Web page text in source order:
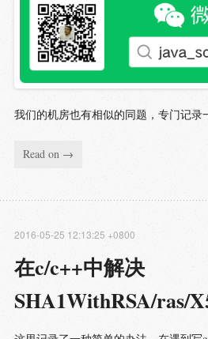
我们的机房也有相似的同题，专门记录
Read on →
在c/c++中解决
SHA1WithRSA/ras/
2016-05-25 12:13:25 +0800